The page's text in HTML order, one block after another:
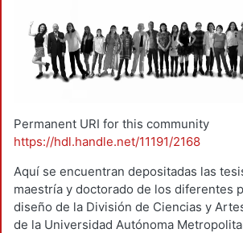
Permanent URI for this community
https://hdl.handle.net/11191/2168
Aquí se encuentran depositadas las
maestría y doctorado de los diferentes
diseño de la División de Ciencias y
de la Universidad Autónoma